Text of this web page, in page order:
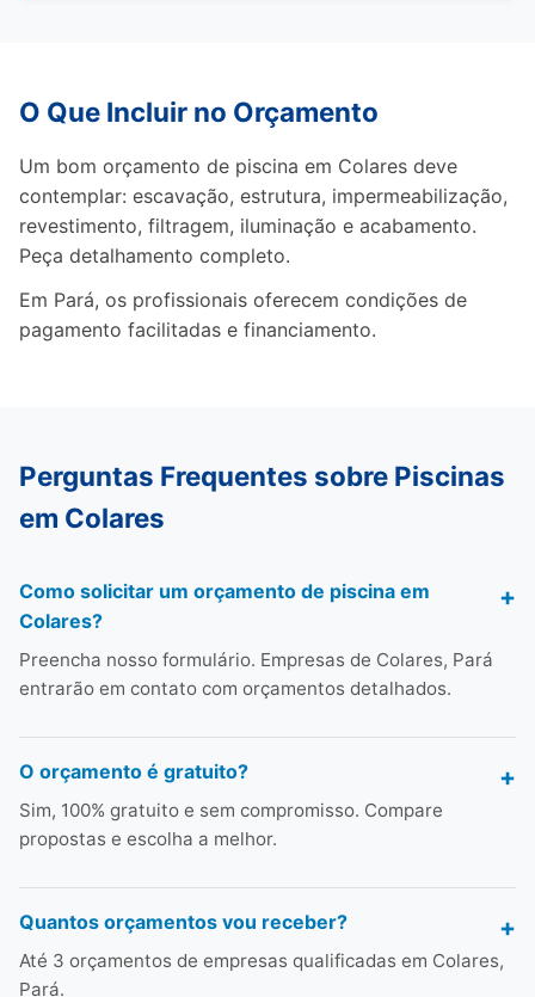
O Que Incluir no Orçamento
Um bom orçamento de piscina em Colares deve
contemplar: escavação, estrutura, impermeabilização,
revestimento, filtragem, iluminação e acabamento.
Peça detalhamento completo.
Em Pará, os profissionais oferecem condições de
pagamento facilitadas e financiamento.
Perguntas Frequentes sobre Piscinas
em Colares
Como solicitar um orçamento de piscina em
Colares?
Preencha nosso formulário. Empresas de Colares, Pará
entrarão em contato com orçamentos detalhados.
O orçamento é gratuito?
Sim, 100% gratuito e sem compromisso. Compare
propostas e escolha a melhor.
Quantos orçamentos vou receber?
Até 3 orçamentos de empresas qualificadas em Colares,
Pará.